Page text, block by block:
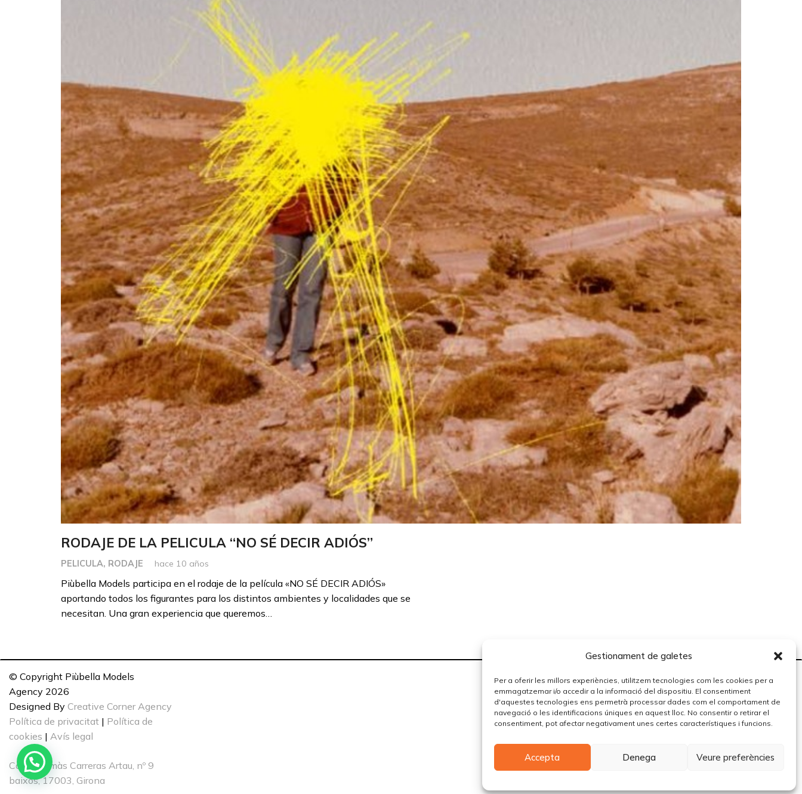
Gestionament de galetes
Per a oferir les millors experiències, utilitzem tecnologies com les cookies per a
emmagatzemar i/o accedir a la informació del dispositiu. El consentiment
d'aquestes tecnologies ens permetrà processar dades com el comportament de
navegació o les identificacions úniques en aquest lloc. No consentir o retirar el
consentiment, pot afectar negativament unes certes característiques i funcions.
Accepta Denega Veure preferències
RODAJE DE LA PELICULA “NO SÉ DECIR ADIÓS”
PELICULA, RODAJE hace 10 años
Piùbella Models participa en el rodaje de la película «NO SÉ DECIR ADIÓS»
aportando todos los figurantes para los distintos ambientes y localidades que se
necesitan. Una gran experiencia que queremos…
© Copyright Piùbella Models
Agency 2026
Designed By Creative Corner Agency
Política de privacitat | Política de
cookies | Avís legal
Carrer Tomàs Carreras Artau, nº 9
baixos, 17003, Girona